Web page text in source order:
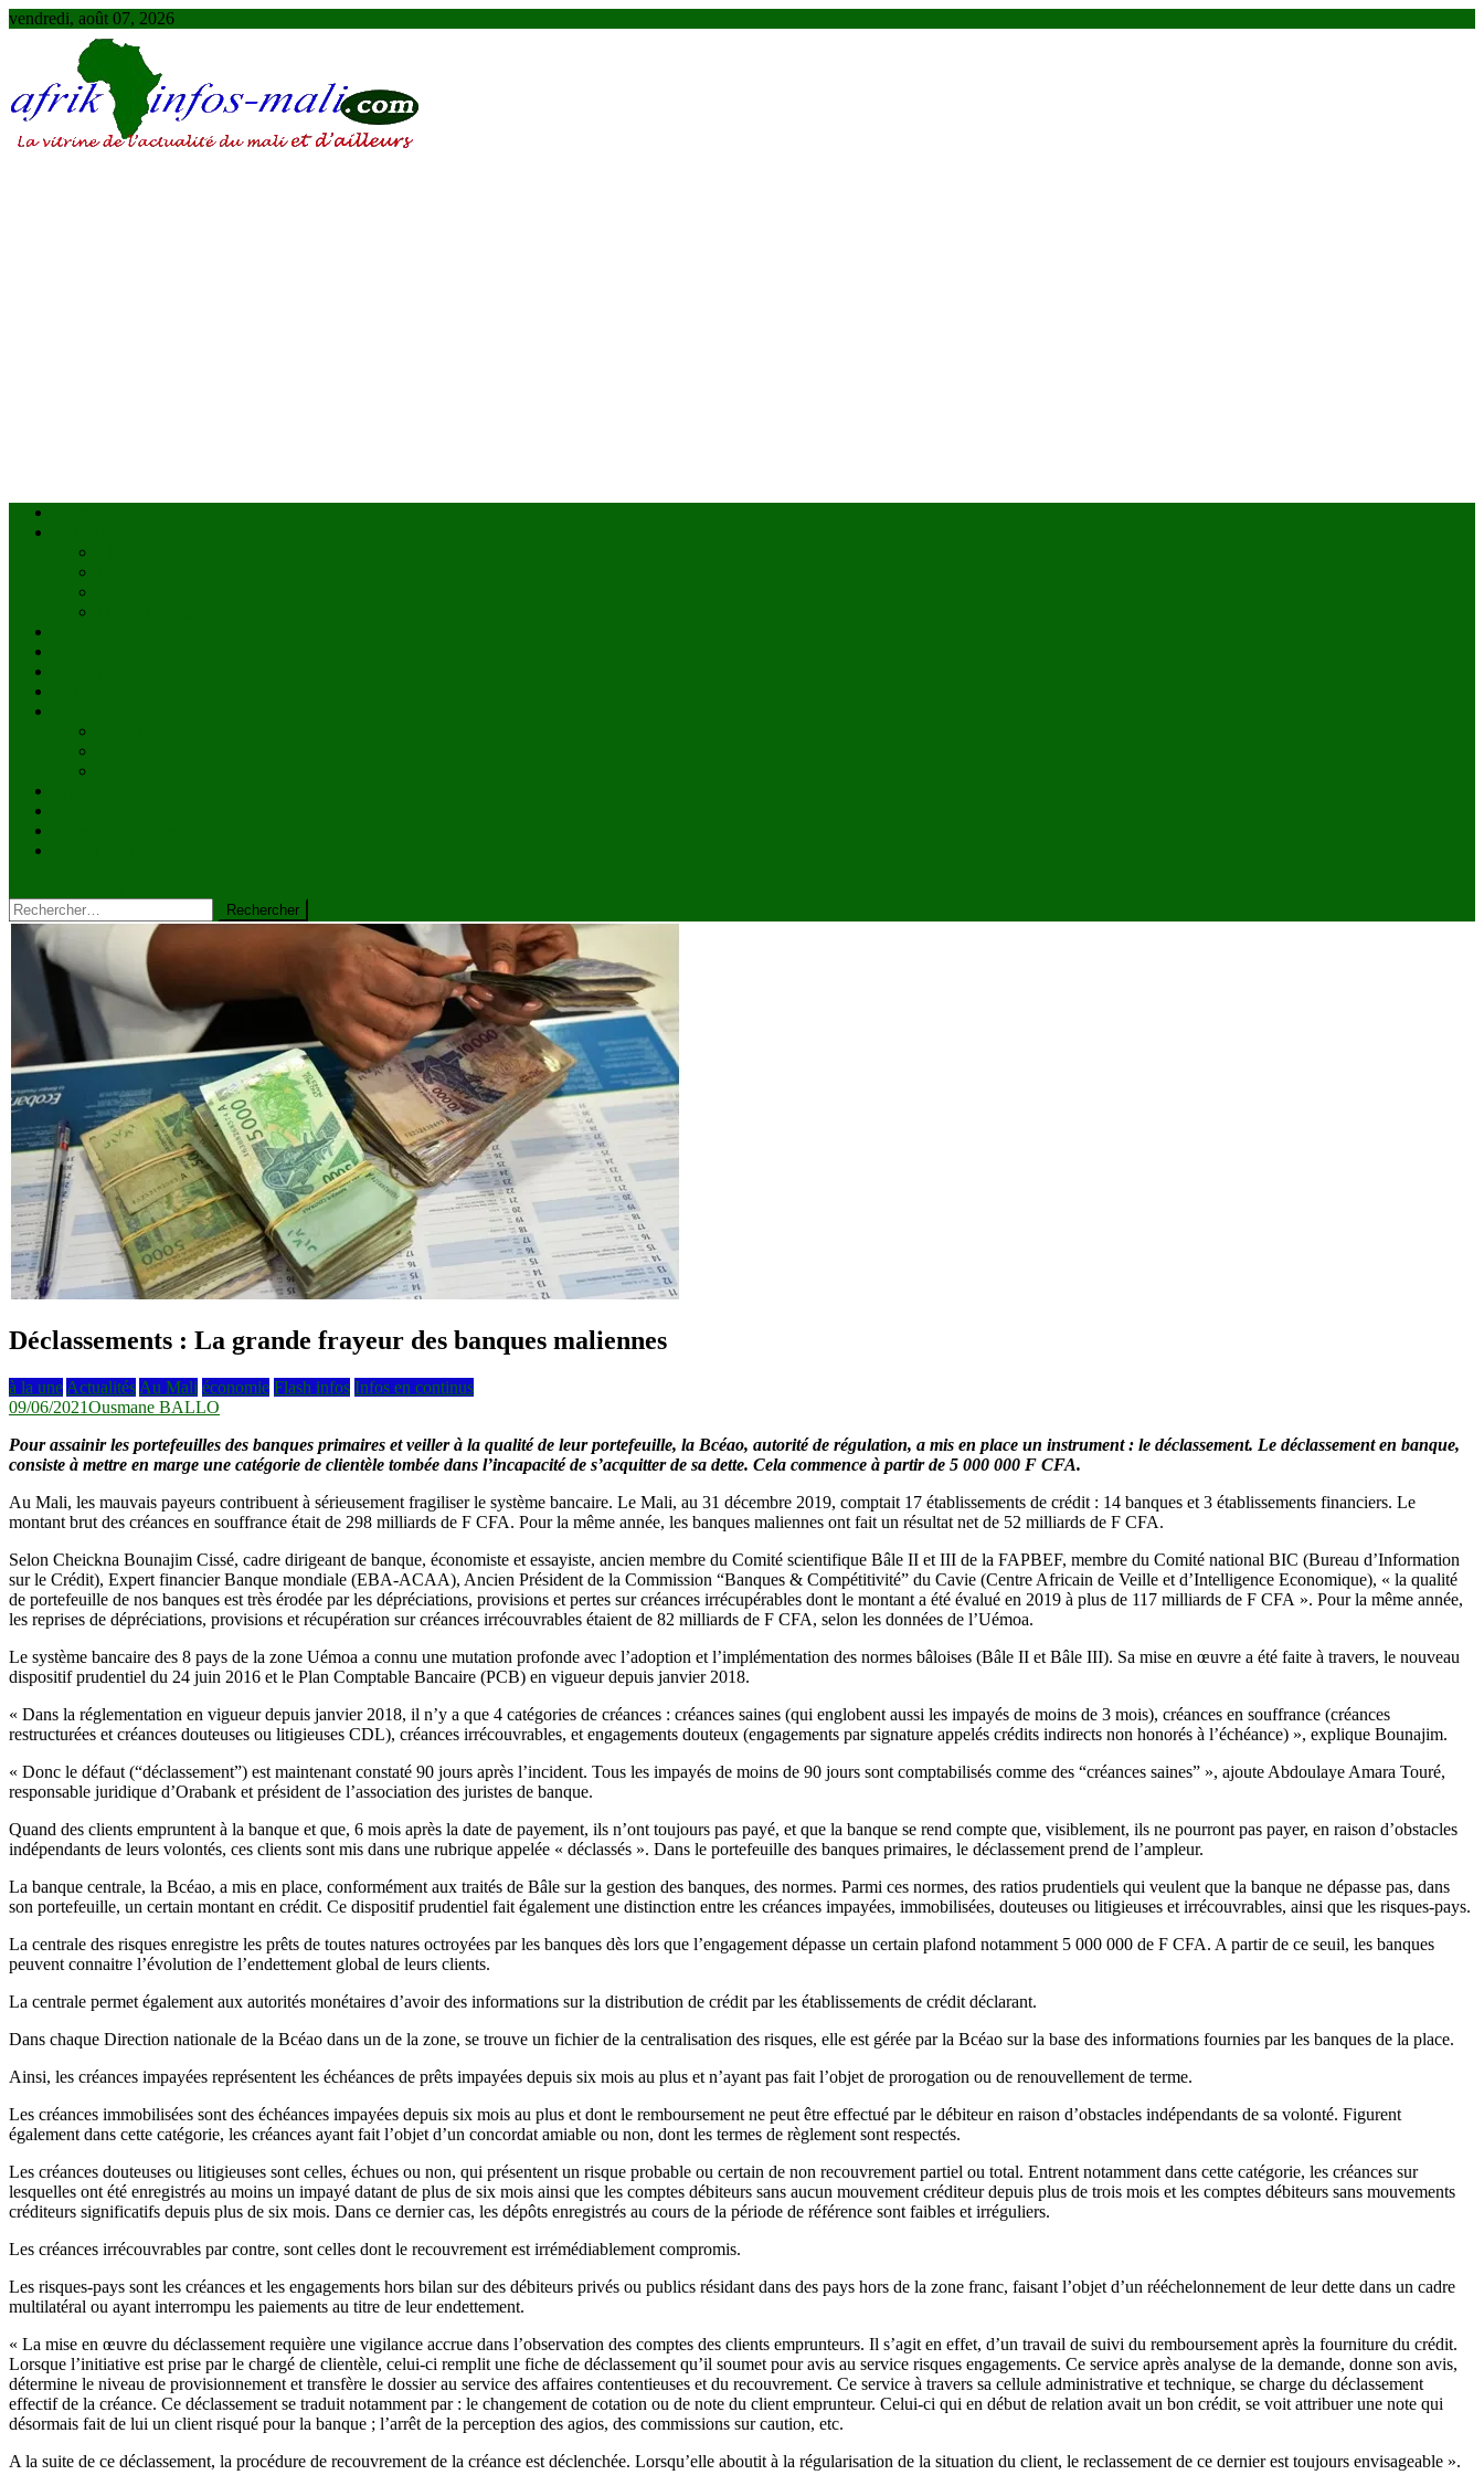
Skip
vendredi, août 07, 2026
Rechercher :
Déclassements : La grande frayeur des banques maliennes
à la une Actualités Au Mali économie Flash infos Infos en continus
09/06/2021Ousmane BALLO
Pour assainir les portefeuilles des banques primaires et veiller à la qualité de leur portefeuille, la Bcéao, autorité de régulation, a mis en place un instrument : le déclassement. Le déclassement en banque,
consiste à mettre en marge une catégorie de clientèle tombée dans l’incapacité de s’acquitter de sa dette. Cela commence à partir de 5 000 000 F CFA.
Au Mali, les mauvais payeurs contribuent à sérieusement fragiliser le système bancaire. Le Mali, au 31 décembre 2019, comptait 17 établissements de crédit : 14 banques et 3 établissements financiers. Le
montant brut des créances en souffrance était de 298 milliards de F CFA. Pour la même année, les banques maliennes ont fait un résultat net de 52 milliards de F CFA.
Selon Cheickna Bounajim Cissé, cadre dirigeant de banque, économiste et essayiste, ancien membre du Comité scientifique Bâle II et III de la FAPBEF, membre du Comité national BIC (Bureau d’Information
sur le Crédit), Expert financier Banque mondiale (EBA-ACAA), Ancien Président de la Commission “Banques & Compétitivité” du Cavie (Centre Africain de Veille et d’Intelligence Economique), « la qualité
de portefeuille de nos banques est très érodée par les dépréciations, provisions et pertes sur créances irrécupérables dont le montant a été évalué en 2019 à plus de 117 milliards de F CFA ». Pour la même année,
les reprises de dépréciations, provisions et récupération sur créances irrécouvrables étaient de 82 milliards de F CFA, selon les données de l’Uémoa.
Le système bancaire des 8 pays de la zone Uémoa a connu une mutation profonde avec l’adoption et l’implémentation des normes bâloises (Bâle II et Bâle III). Sa mise en œuvre a été faite à travers, le nouveau
dispositif prudentiel du 24 juin 2016 et le Plan Comptable Bancaire (PCB) en vigueur depuis janvier 2018.
« Dans la réglementation en vigueur depuis janvier 2018, il n’y a que 4 catégories de créances : créances saines (qui englobent aussi les impayés de moins de 3 mois), créances en souffrance (créances
restructurées et créances douteuses ou litigieuses CDL), créances irrécouvrables, et engagements douteux (engagements par signature appelés crédits indirects non honorés à l’échéance) », explique Bounajim.
« Donc le défaut (“déclassement”) est maintenant constaté 90 jours après l’incident. Tous les impayés de moins de 90 jours sont comptabilisés comme des “créances saines” », ajoute Abdoulaye Amara Touré,
responsable juridique d’Orabank et président de l’association des juristes de banque.
Quand des clients empruntent à la banque et que, 6 mois après la date de payement, ils n’ont toujours pas payé, et que la banque se rend compte que, visiblement, ils ne pourront pas payer, en raison d’obstacles
indépendants de leurs volontés, ces clients sont mis dans une rubrique appelée « déclassés ». Dans le portefeuille des banques primaires, le déclassement prend de l’ampleur.
La banque centrale, la Bcéao, a mis en place, conformément aux traités de Bâle sur la gestion des banques, des normes. Parmi ces normes, des ratios prudentiels qui veulent que la banque ne dépasse pas, dans
son portefeuille, un certain montant en crédit. Ce dispositif prudentiel fait également une distinction entre les créances impayées, immobilisées, douteuses ou litigieuses et irrécouvrables, ainsi que les risques-pays.
La centrale des risques enregistre les prêts de toutes natures octroyées par les banques dès lors que l’engagement dépasse un certain plafond notamment 5 000 000 de F CFA. A partir de ce seuil, les banques
peuvent connaitre l’évolution de l’endettement global de leurs clients.
La centrale permet également aux autorités monétaires d’avoir des informations sur la distribution de crédit par les établissements de crédit déclarant.
Dans chaque Direction nationale de la Bcéao dans un de la zone, se trouve un fichier de la centralisation des risques, elle est gérée par la Bcéao sur la base des informations fournies par les banques de la place.
Ainsi, les créances impayées représentent les échéances de prêts impayées depuis six mois au plus et n’ayant pas fait l’objet de prorogation ou de renouvellement de terme.
Les créances immobilisées sont des échéances impayées depuis six mois au plus et dont le remboursement ne peut être effectué par le débiteur en raison d’obstacles indépendants de sa volonté. Figurent
également dans cette catégorie, les créances ayant fait l’objet d’un concordat amiable ou non, dont les termes de règlement sont respectés.
Les créances douteuses ou litigieuses sont celles, échues ou non, qui présentent un risque probable ou certain de non recouvrement partiel ou total. Entrent notamment dans cette catégorie, les créances sur
lesquelles ont été enregistrés au moins un impayé datant de plus de six mois ainsi que les comptes débiteurs sans aucun mouvement créditeur depuis plus de trois mois et les comptes débiteurs sans mouvements
créditeurs significatifs depuis plus de six mois. Dans ce dernier cas, les dépôts enregistrés au cours de la période de référence sont faibles et irréguliers.
Les créances irrécouvrables par contre, sont celles dont le recouvrement est irrémédiablement compromis.
Les risques-pays sont les créances et les engagements hors bilan sur des débiteurs privés ou publics résidant dans des pays hors de la zone franc, faisant l’objet d’un rééchelonnement de leur dette dans un cadre
multilatéral ou ayant interrompu les paiements au titre de leur endettement.
« La mise en œuvre du déclassement requière une vigilance accrue dans l’observation des comptes des clients emprunteurs. Il s’agit en effet, d’un travail de suivi du remboursement après la fourniture du crédit.
Lorsque l’initiative est prise par le chargé de clientèle, celui-ci remplit une fiche de déclassement qu’il soumet pour avis au service risques engagements. Ce service après analyse de la demande, donne son avis,
détermine le niveau de provisionnement et transfère le dossier au service des affaires contentieuses et du recouvrement. Ce service à travers sa cellule administrative et technique, se charge du déclassement
effectif de la créance. Ce déclassement se traduit notamment par : le changement de cotation ou de note du client emprunteur. Celui-ci qui en début de relation avait un bon crédit, se voit attribuer une note qui
désormais fait de lui un client risqué pour la banque ; l’arrêt de la perception des agios, des commissions sur caution, etc.
A la suite de ce déclassement, la procédure de recouvrement de la créance est déclenchée. Lorsqu’elle aboutit à la régularisation de la situation du client, le reclassement de ce dernier est toujours envisageable ».